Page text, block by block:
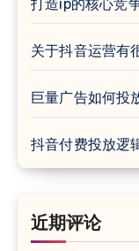
打造ip的核心竞
关于抖音运营有
巨量广告如何投
抖音付费投放逻
近期评论